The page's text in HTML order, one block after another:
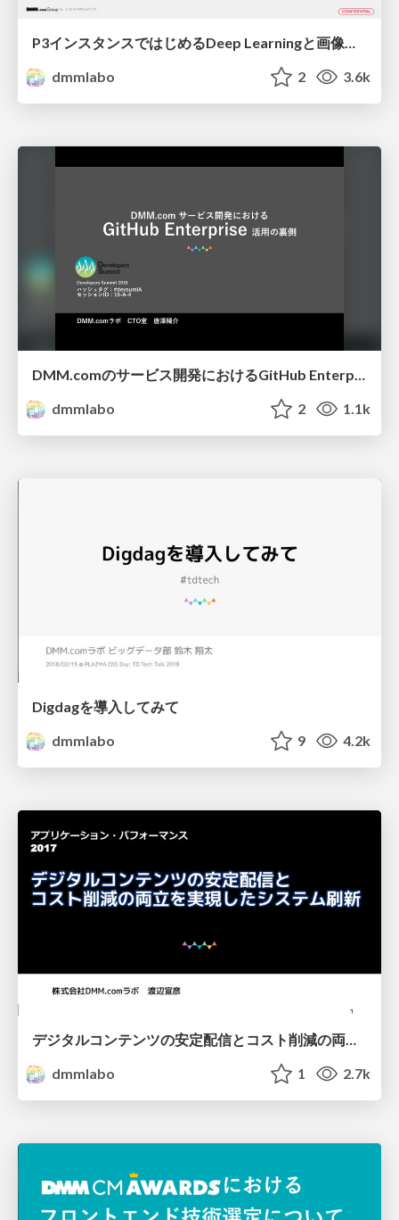
dmmlabo
2 3.6k
DMM.comのサービス開発におけるGitHub Enterprise活用の舞台裏
dmmlabo
2 1.1k
Digdagを導入してみて
dmmlabo
9 4.2k
デジタルコンテンツの安定配信とコスト削減の両立を実現したシステム刷新
dmmlabo
1 2.7k